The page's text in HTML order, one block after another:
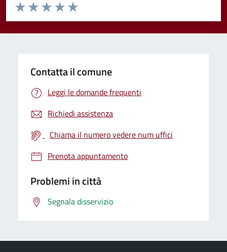
Valuta da 1 a 5 stelle la pagina
Valuta 5 stelle su 5
Valuta 4 stelle su 5
Valuta 3 stelle su 5
Valuta 2 stelle su 5
Valuta 1 stelle su 5
Contatta il comune
Leggi le domande frequenti
Richiedi assistenza
Chiama il numero vedere num uffici
Prenota appuntamento
Problemi in città
Segnala disservizio